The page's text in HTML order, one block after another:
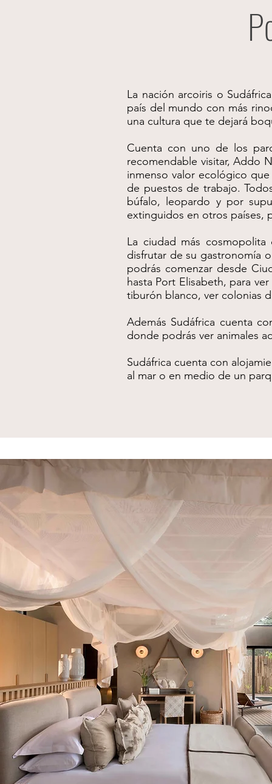
La nación arcoiris o
país del mundo con más
una cultura que te dejará
Cuenta con uno de los
recomendable visitar, Addo
inmenso valor ecológico
de puestos de trabajo.
búfalo, leopardo y por
extinguidos en otros países,
La ciudad más
disfrutar de su gastronomía
podrás comenzar desde
hasta Port Elisabeth, para
tiburón blanco, ver colonias
Además Sudáfrica cuenta
donde podrás ver animales
Sudáfrica cuenta con
al mar o en medio de un